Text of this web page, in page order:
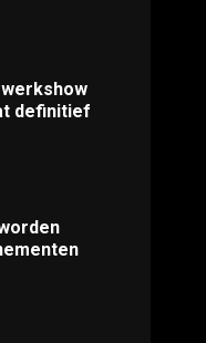
definitief